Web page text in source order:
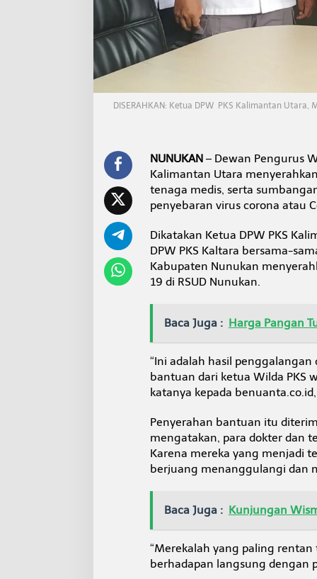
U
D
N
k
a
DISERAHKAN: Ketua DPW PKS Kalimantan
NUNUKAN– Dewan Pengurus
Kalimantan Utara
tenaga medis, serta
penyebaran virus corona atau
Dikatakan Ketua DPW PKS
DPW PKS Kaltara bersama-
Kabupaten Nunukan
19 di RSUD Nunukan.
Baca Juga : Harga Pangan
“Ini adalah hasil penggalangan
bantuan dari ketua Wilda PKS
katanya kepada
Penyerahan bantuan itu
mengatakan, para dokter dan
Karena mereka yang menjadi
berjuang menanggulangi dan
Baca Juga : Kunjungan
“Merekalah yang paling
berhadapan langsung dengan